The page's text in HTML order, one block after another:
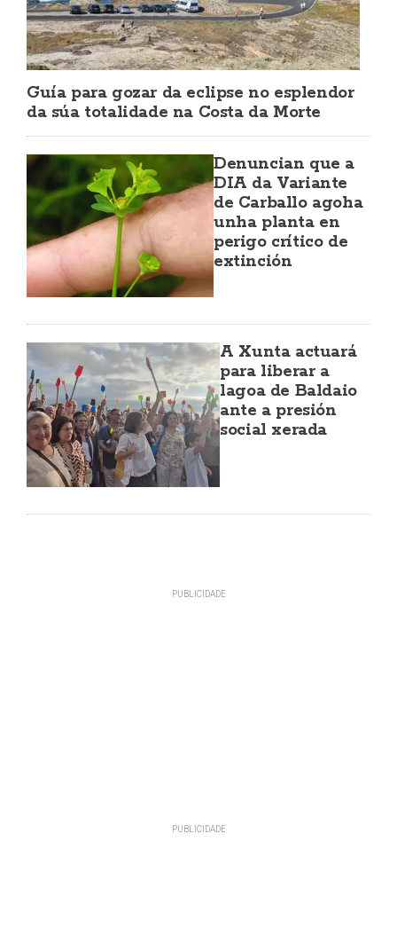
Guía para gozar da eclipse no esplendor
da súa totalidade na Costa da Morte
Denuncian que a
DIA da Variante
de Carballo agoha
unha planta en
perigo crítico de
extinción
A Xunta actuará
para liberar a
lagoa de Baldaio
ante a presión
social xerada